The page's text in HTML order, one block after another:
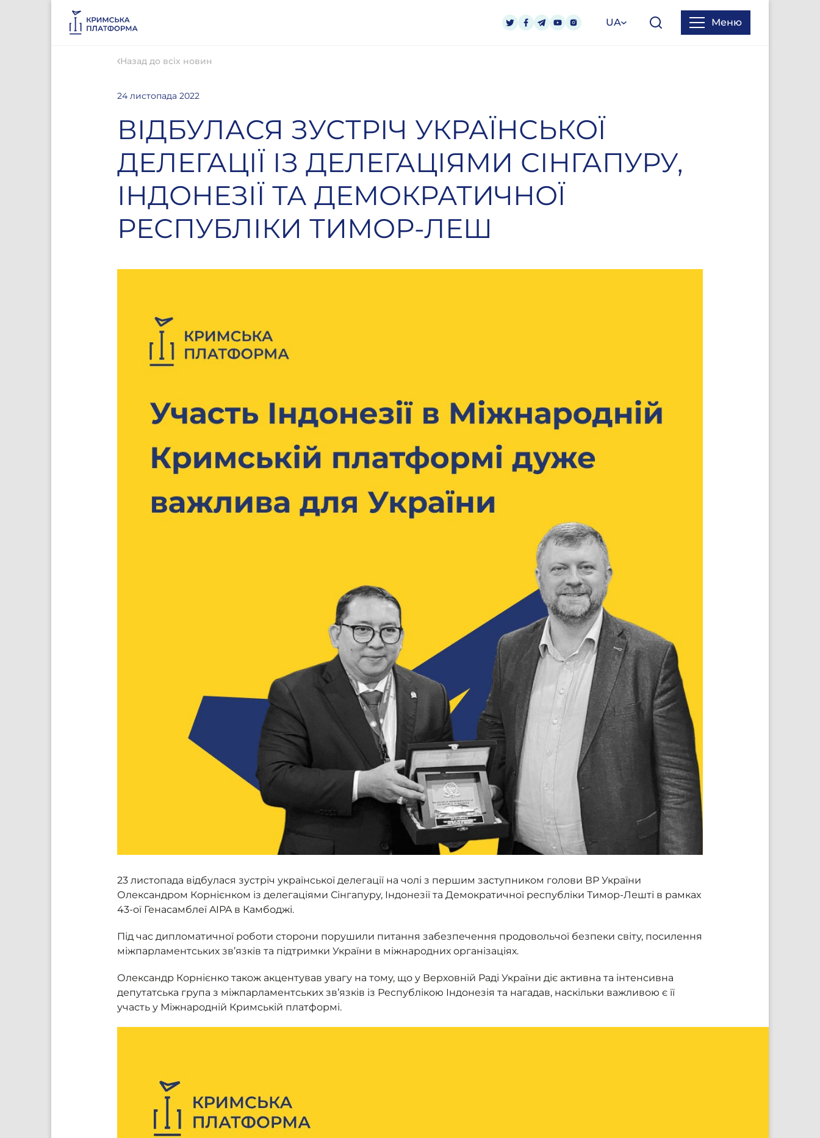
UA Меню
Назад до всіх новин
24 листопада 2022
ВІДБУЛАСЯ ЗУСТРІЧ УКРАЇНСЬКОЇ
ДЕЛЕГАЦІЇ ІЗ ДЕЛЕГАЦІЯМИ СІНГАПУРУ,
ІНДОНЕЗІЇ ТА ДЕМОКРАТИЧНОЇ
РЕСПУБЛІКИ ТИМОР-ЛЕШ
23 листопада відбулася зустріч української делегації на чолі з першим заступником голови ВР України
Олександром Корнієнком із делегаціями Сінгапуру, Індонезії та Демократичної республіки Тимор-Лешті в рамках
43-ої Генасамблеї AIPA в Камбоджі.
Під час дипломатичної роботи сторони порушили питання забезпечення продовольчої безпеки світу, посилення
міжпарламентських зв’язків та підтримки України в міжнародних організаціях.
Олександр Корнієнко також акцентував увагу на тому, що у Верховній Раді України діє активна та інтенсивна
депутатська група з міжпарламентських зв’язків із Республікою Індонезія та нагадав, наскільки важливою є її
участь у Міжнародній Кримській платформі.